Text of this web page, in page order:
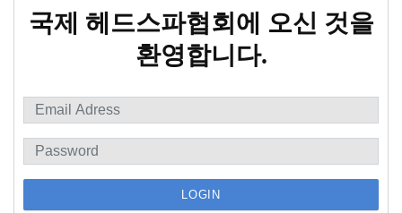
국제 헤드스파협회에 오신 것을
환영합니다.
LOGIN